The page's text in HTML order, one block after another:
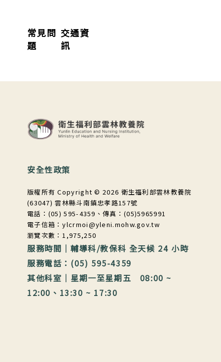
常見問
題
交通資
訊
安全性政策
版權所有 Copyright © 2026 衛生福利部雲林教養院
(63047) 雲林縣斗南鎮忠孝路157號
電話：(05) 595-4359、傳真：(05)5965991
電子信箱：ylcrmoi@yleni.mohw.gov.tw
瀏覽次數：1,975,250
服務時間｜輔導科/教保科 全天候 24 小時
服務電話：(05) 595-4359
其他科室｜星期一至星期五 08:00 ~
12:00、13:30 ~ 17:30